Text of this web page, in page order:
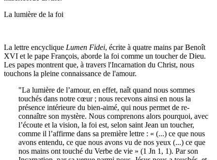
La lumière de la foi
La lettre encyclique Lumen Fidei, écrite à quatre mains par Benoît
XVI et le pape François, aborde la foi comme un toucher de Dieu.
Les papes montrent que, à travers l'Incarnation du Christ, nous
touchons la pleine connaissance de l'amour.
"La lumière de l’amour, en effet, naît quand nous sommes
touchés dans notre cœur ; nous recevons ainsi en nous la
présence intérieure du bien-aimé, qui nous permet de re-
connaître son mystère. Nous comprenons alors pourquoi, avec
l’écoute et la vision, la foi est, selon saint Jean un toucher,
comme il l’affirme dans sa première lettre : « (...) ce que nous
avons entendu, ce que nous avons vu de nos yeux (...) ce que
nos mains ont touché du Verbe de vie » (1 Jn 1, 1). Par son